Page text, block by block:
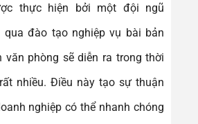
thực hiện bởi một đội ngũ
qua đào tạo nghiệp vụ bài bản
văn phòng sẽ diễn ra trong thời
nhiều. Điều này tạo sự thuận
nghiệp có thể nhanh chóng